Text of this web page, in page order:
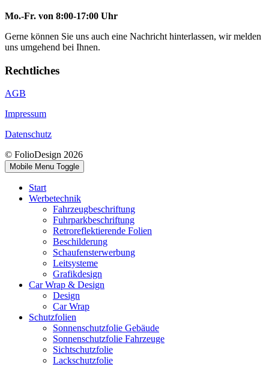
Mo.-Fr. von 8:00-17:00 Uhr
Gerne können Sie uns auch eine Nachricht hinterlassen, wir melden
uns umgehend bei Ihnen.
Rechtliches
AGB
Impressum
Datenschutz
© FolioDesign 2026
Mobile Menu Toggle
Start
Werbetechnik
Fahrzeugbeschriftung
Fuhrparkbeschriftung
Retroreflektierende Folien
Beschilderung
Schaufensterwerbung
Leitsysteme
Grafikdesign
Car Wrap & Design
Design
Car Wrap
Schutzfolien
Sonnenschutzfolie Gebäude
Sonnenschutzfolie Fahrzeuge
Sichtschutzfolie
Lackschutzfolie